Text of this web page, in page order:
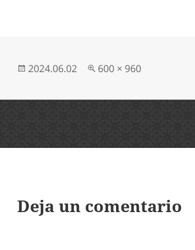
Publicado
2024.06.02
Tamaño
600 × 960
Deja un comentario